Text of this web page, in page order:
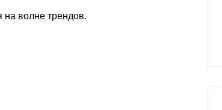
на волне трендов.